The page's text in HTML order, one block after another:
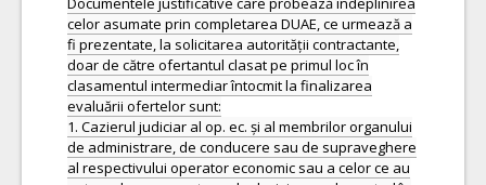
celor asumate prin completarea DUAE, ce urmează a
fi prezentate, la solicitarea autorității contractante,
doar de către ofertantul clasat pe primul loc în
clasamentul intermediar întocmit la finalizarea
evaluării ofertelor sunt:
1. Cazierul judiciar al op. ec. și al membrilor organului
de administrare, de conducere sau de supraveghere
al respectivului operator economic sau a celor ce au